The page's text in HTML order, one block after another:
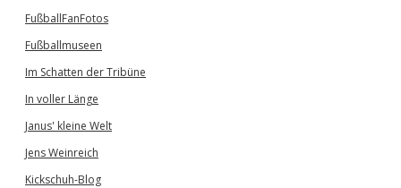
FußballFanFotos
Fußballmuseen
Im Schatten der Tribüne
In voller Länge
Janus' kleine Welt
Jens Weinreich
Kickschuh-Blog